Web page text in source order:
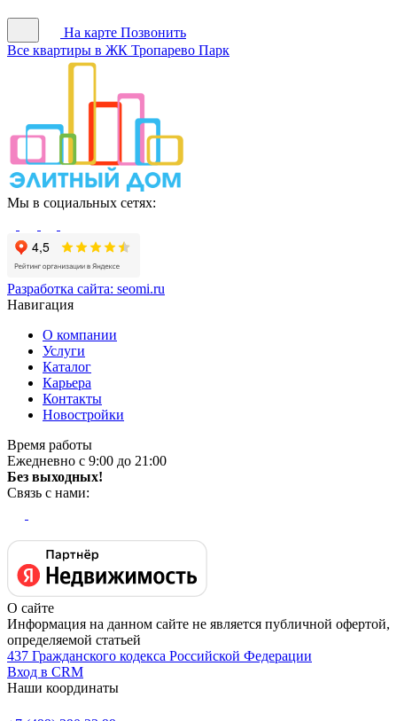
На карте Позвонить
Все квартиры в ЖК Тропарево Парк
Мы в социальных сетях:
Разработка сайта: seomi.ru
Навигация
О компании
Услуги
Каталог
Карьера
Контакты
Новостройки
Время работы
Ежедневно с 9:00 до 21:00
Без выходных!
Связь с нами:
О сайте
Информация на данном сайте не является публичной офертой,
определяемой статьей
437 Гражданского кодекса Российской Федерации
Вход в CRM
Наши координаты